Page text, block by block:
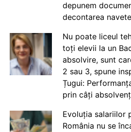
depunem
decontarea
Nu poate liceul
toți elevii la un
absolvire, sunt
2 sau 3, spune
Țugui:
prin câți
Evoluția salariilor
România nu se